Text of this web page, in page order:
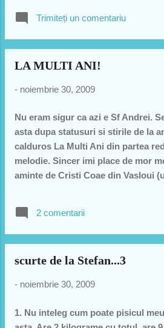
exceptie. Sper din inima sa va
imi place mie aceasta bucata... hai
Trimiteți un comentariu
LA MULTI ANI!
- noiembrie 30, 2009
Nu eram sigur ca azi e Sf Andrei.
asta dupa statusuri si stirile de la
calduros La Multi Ani din partea
melodie. Sincer imi place de mor
aminte de Cristi Coae din Vasloui
2 comentarii
scurte de la Stefan...3
- noiembrie 30, 2009
1. Nu inteleg cum poate pisicul